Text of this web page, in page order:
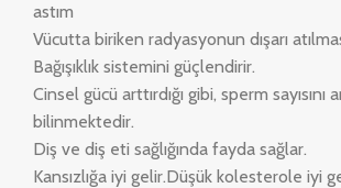
astım
Vücutta biriken radyasyonun dışarı
Bağışıklık sistemini güçlendirir.
Cinsel gücü arttırdığı gibi, sperm sayısını
bilinmektedir.
Diş ve diş eti sağlığında fayda sağlar.
Kansızlığa iyi gelir.Düşük kolesterole iyi